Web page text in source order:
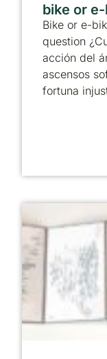
bike or
Bike or e-
question
acción del
ascensos
fortuna